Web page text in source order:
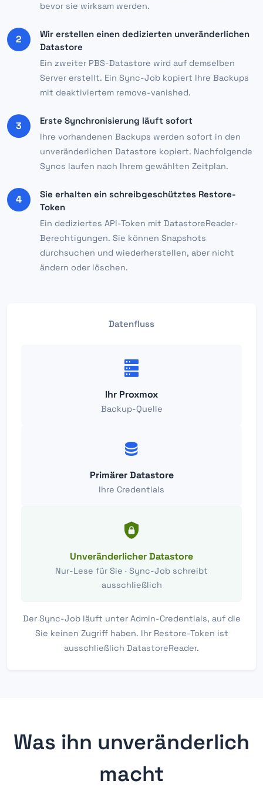
bevor sie wirksam werden.
2
Wir erstellen einen dedizierten unveränderlichen
Datastore
Ein zweiter PBS-Datastore wird auf demselben
Server erstellt. Ein Sync-Job kopiert Ihre Backups
mit deaktiviertem remove-vanished.
3 Erste Synchronisierung läuft sofort
Ihre vorhandenen Backups werden sofort in den
unveränderlichen Datastore kopiert. Nachfolgende
Syncs laufen nach Ihrem gewählten Zeitplan.
4
Sie erhalten ein schreibgeschütztes Restore-
Token
Ein dediziertes API-Token mit DatastoreReader-
Berechtigungen. Sie können Snapshots
durchsuchen und wiederherstellen, aber nicht
ändern oder löschen.
Datenfluss
Ihr Proxmox
Backup-Quelle
Primärer Datastore
Ihre Credentials
Unveränderlicher Datastore
Nur-Lese für Sie · Sync-Job schreibt
ausschließlich
Der Sync-Job läuft unter Admin-Credentials, auf die
Sie keinen Zugriff haben. Ihr Restore-Token ist
ausschließlich DatastoreReader.
Was ihn unveränderlich
macht